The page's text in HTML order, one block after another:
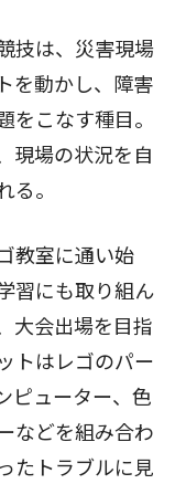
技は、災害現場
を動かし、障害
をこなす種目。
現場の状況を自
る。
教室に通い始
習にも取り組ん
大会出場を目指
トはレゴのパー
ピューター、色
などを組み合わ
たトラブルに見